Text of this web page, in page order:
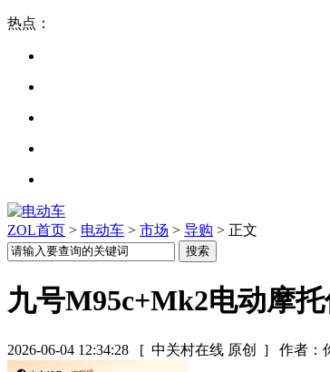
热点：
ZOL首页 > 电动车 > 市场 > 导购 > 正文
九号M95c+Mk2电动摩
2026-06-04 12:34:28 [ 中关村在线 原创 ] 作者：